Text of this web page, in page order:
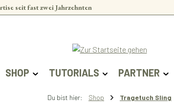
seit fast zwei Jahrzehnten
SHOP TUTORIALS PARTNER
Du bist hier: Shop Tragetuch Sling